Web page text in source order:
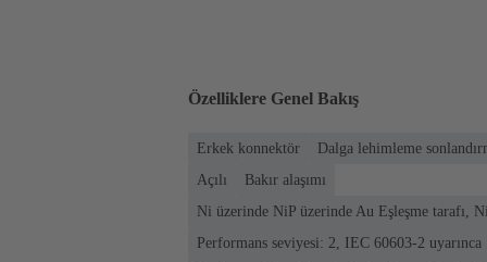
Özelliklere Genel Bakış
Erkek konnektör Dalga lehimleme
Açılı
Bakır alaşımı
Ni üzerinde NiP üzerinde Au Eşleşme tarafı,
Performans seviyesi: 2, IEC 60603-2 uyarınca